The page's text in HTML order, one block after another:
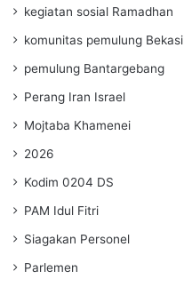
kegiatan sosial Ramadhan
komunitas pemulung Bekasi
pemulung Bantargebang
Perang Iran Israel
Mojtaba Khamenei
2026
Kodim 0204 DS
PAM Idul Fitri
Siagakan Personel
Parlemen